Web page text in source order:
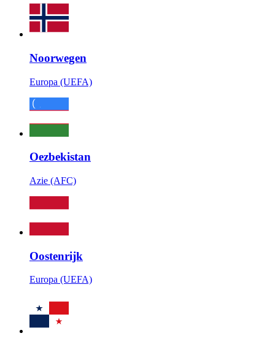
Noorwegen
Europa (UEFA)
Oezbekistan
Azie (AFC)
Oostenrijk
Europa (UEFA)